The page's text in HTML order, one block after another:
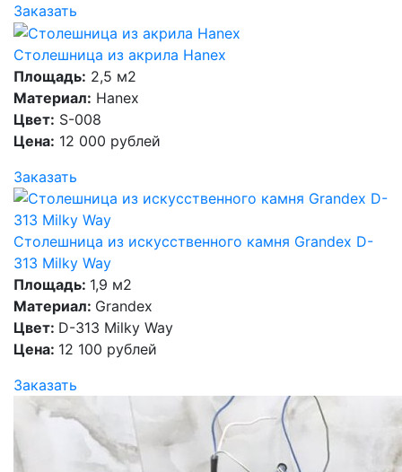
Заказать
Столешница из акрила Hanex
Площадь: 2,5 м2
Материал: Hanex
Цвет: S-008
Цена: 12 000 рублей
Заказать
Столешница из искусственного камня Grandex D-
313 Milky Way
Площадь: 1,9 м2
Материал: Grandex
Цвет: D-313 Milky Way
Цена: 12 100 рублей
Заказать